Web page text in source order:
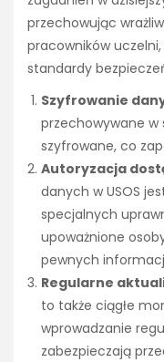
przechowując
pracowników
standardy
Szyfrowanie
przechowywane w
szyfrowane, co
Autoryzacja
danych w USOS
specjalnych
upoważnione
pewnych
Regularne
to także ciągłe
wprowadzanie
zabezpieczają